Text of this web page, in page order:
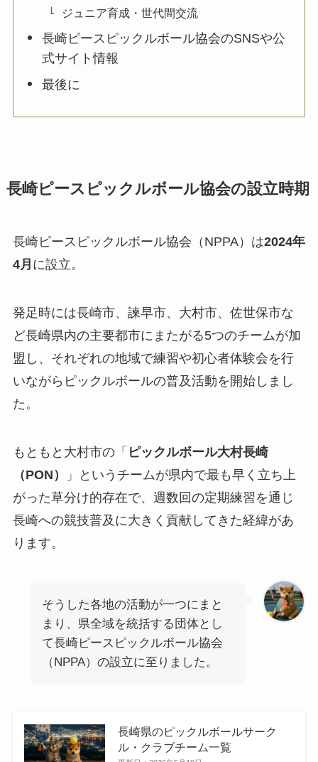
ジュニア育成・世代間交流
長崎ピースピックルボール協会のSNSや公
式サイト情報
最後に
長崎ピースピックルボール協会の設立時期
長崎ピースピックルボール協会（NPPA）は2024年
4月 に設立。
発足時には長崎市、諫早市、大村市、佐世保市な
ど長崎県内の主要都市にまたがる5つのチームが加
盟し、それぞれの地域で練習や初心者体験会を行
いながらピックルボールの普及活動を開始しまし
た。
もともと大村市の「 ピックルボール大村長崎
（PON）
」というチームが県内で最も早く立ち上
がった草分け的存在で、週数回の定期練習を通じ
長崎への競技普及に大きく貢献してきた経緯があ
ります。
そうした各地の活動が一つにまと
まり、県全域を統括する団体とし
て長崎ピースピックルボール協会
（NPPA）の設立に至りました。
長崎県のピックルボールサーク
ル・クラブチーム一覧